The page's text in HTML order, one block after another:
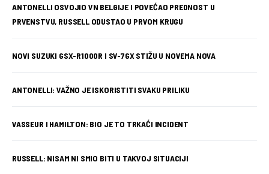
ANTONELLI OSVOJIO VN BELGIJE I POVEĆAO PREDNOST U
PRVENSTVU, RUSSELL ODUSTAO U PRVOM KRUGU
NOVI SUZUKI GSX-R1000R I SV-7GX STIŽU U NOVEMA NOVA
ANTONELLI: VAŽNO JE ISKORISTITI SVAKU PRILIKU
VASSEUR I HAMILTON: BIO JE TO TRKAĆI INCIDENT
RUSSELL: NISAM NI SMIO BITI U TAKVOJ SITUACIJI